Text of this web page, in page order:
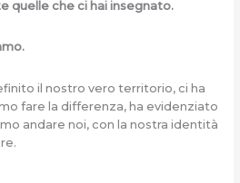
quelle che ci hai insegnato.
il nostro vero territorio, ci ha
fare la differenza, ha evidenziato
andare noi, con la nostra identità